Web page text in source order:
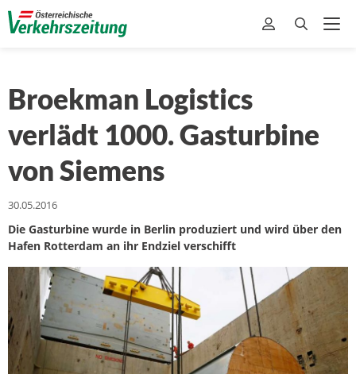
Broekman Logistics
verlädt 1000. Gasturbine
von Siemens
30.05.2016
Die Gasturbine wurde in Berlin produziert und wird über den
Hafen Rotterdam an ihr Endziel verschifft